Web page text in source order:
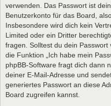
verwenden. Das Passwort ist
Benutzerkonto für das Board,
Insbesondere wird dich kein
Limited oder ein Dritter
fragen. Solltest du dein
die Funktion „Ich habe mein
phpBB-Software fragt dich dann
deiner E-Mail-Adresse und
generiertes Passwort an diese
Board zugreifen kannst.